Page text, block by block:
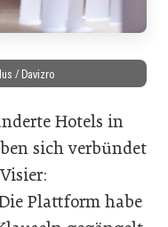
/ Davizro
Hotels in
sich verbündet
Plattform habe